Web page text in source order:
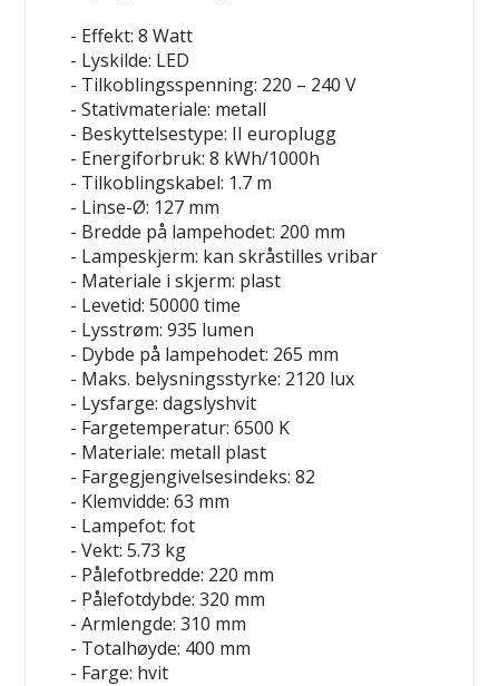
- Effekt: 8 Watt
- Lyskilde: LED
- Tilkoblingsspenning: 220 – 240 V
- Stativmateriale: metall
- Beskyttelsestype: II europlugg
- Energiforbruk: 8 kWh/1000h
- Tilkoblingskabel: 1.7 m
- Linse-Ø: 127 mm
- Bredde på lampehodet: 200 mm
- Lampeskjerm: kan skråstillesvribar
- Materiale i skjerm: plast
- Levetid: 50000 time
- Lysstrøm: 935 lumen
- Dybde på lampehodet: 265 mm
- Maks. belysningsstyrke: 2120 lux
- Lysfarge: dagslyshvit
- Fargetemperatur: 6500 K
- Materiale: metall plast
- Fargegjengivelsesindeks: 82
- Klemvidde: 63 mm
- Lampefot: fot
- Vekt: 5.73 kg
- Pålefotbredde: 220 mm
- Pålefotdybde: 320 mm
- Armlengde: 310 mm
- Totalhøyde: 400 mm
- Farge: hvit